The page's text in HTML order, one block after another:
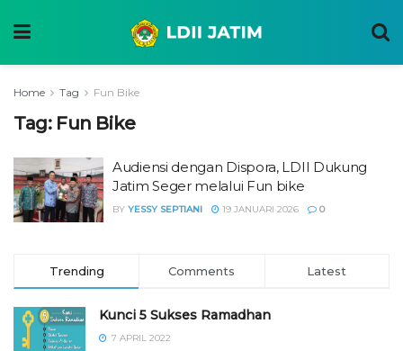
Home Tag Fun Bike
Tag: Fun Bike
Audiensi dengan Dispora, LDII Dukung
Jatim Seger melalui Fun bike
BY YESSY SEPTIANI 19 JANUARI 2026 0
Trending Comments Latest
Kunci 5 Sukses Ramadhan
7 APRIL 2022